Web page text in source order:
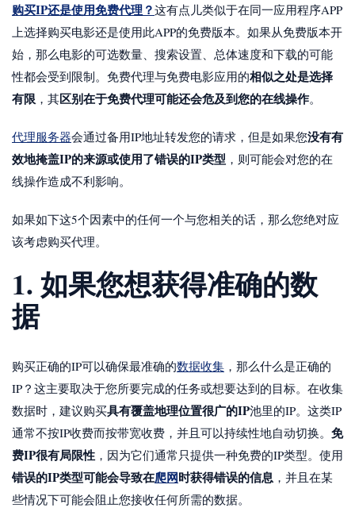
购买IP还是使用免费代理？这有点儿类似于在同一应用程序APP
上选择购买电影还是使用此APP的免费版本。如果从免费版本开
始，那么电影的可选数量、搜索设置、总体速度和下载的可能
性都会受到限制。免费代理与免费电影应用的相似之处是选择
有限 ，其区别在于免费代理可能还会危及到您的在线操作。
代理服务器会通过备用IP地址转发您的请求，但是如果您没有有
效地掩盖IP的来源或使用了错误的IP类型 ，则可能会对您的在
线操作造成不利影响。
如果如下这5个因素中的任何一个与您相关的话，那么您绝对应
该考虑购买代理。
1. 如果您想获得准确的数
据
购买正确的IP可以确保最准确的数据收集 ，那么什么是正确的
IP？这主要取决于您所要完成的任务或想要达到的目标。在收集
数据时，建议购买具有覆盖地理位置很广的IP池里的IP。这类IP
通常不按IP收费而按带宽收费，并且可以持续性地自动切换。 免
费IP很有局限性 ，因为它们通常只提供一种免费的IP类型。使用
错误的IP类型可能会导致在爬网时获得错误的信息 ，并且在某
些情况下可能会阻止您接收任何所需的数据。